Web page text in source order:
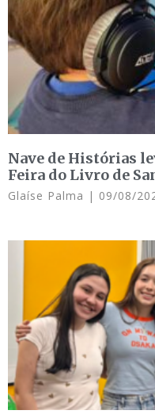
Nave de Histórias
Feira do Livro de
Glaíse Palma 09/08/